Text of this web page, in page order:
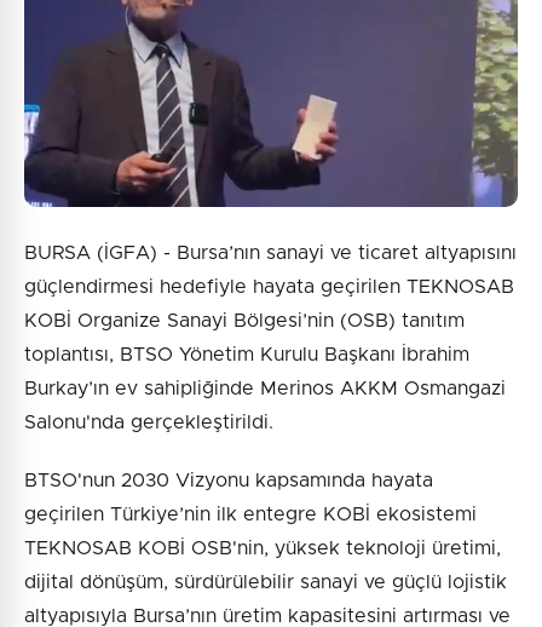
BURSA (İGFA) - Bursa’nın sanayi ve ticaret altyapısını
güçlendirmesi hedefiyle hayata geçirilen TEKNOSAB
KOBİ Organize Sanayi Bölgesi’nin (OSB) tanıtım
toplantısı, BTSO Yönetim Kurulu Başkanı İbrahim
Burkay’ın ev sahipliğinde Merinos AKKM Osmangazi
Salonu'nda gerçekleştirildi.
BTSO'nun 2030 Vizyonu kapsamında hayata
geçirilen Türkiye’nin ilk entegre KOBİ ekosistemi
TEKNOSAB KOBİ OSB'nin, yüksek teknoloji üretimi,
dijital dönüşüm, sürdürülebilir sanayi ve güçlü lojistik
altyapısıyla Bursa’nın üretim kapasitesini artırması ve